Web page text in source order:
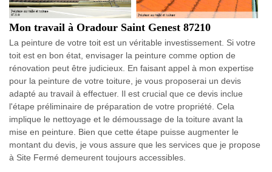
Mon travail à Oradour Saint Genest 87210
La peinture de votre toit est un véritable investissement. Si votre
toit est en bon état, envisager la peinture comme option de
rénovation peut être judicieux. En faisant appel à mon expertise
pour la peinture de votre toiture, je vous proposerai un devis
adapté au travail à effectuer. Il est crucial que ce devis inclue
l'étape préliminaire de préparation de votre propriété. Cela
implique le nettoyage et le démoussage de la toiture avant la
mise en peinture. Bien que cette étape puisse augmenter le
montant du devis, je vous assure que les services que je propose
à Site Fermé demeurent toujours accessibles.